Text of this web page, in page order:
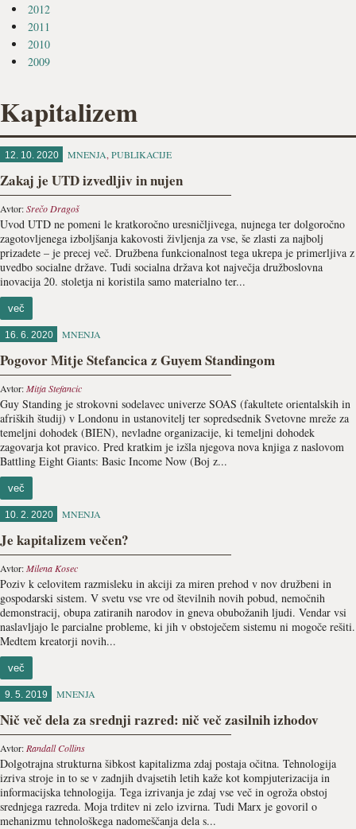
2012
2011
2010
2009
Kapitalizem
12. 10. 2020 MNENJA, PUBLIKACIJE
Zakaj je UTD izvedljiv in nujen
Avtor:Srečo Dragoš
Uvod UTD ne pomeni le kratkoročno uresničljivega, nujnega ter dolgoročno
zagotovljenega izboljšanja kakovosti življenja za vse, še zlasti za najbolj
prizadete – je precej več. Družbena funkcionalnost tega ukrepa je primerljiva z
uvedbo socialne države. Tudi socialna država kot največja družboslovna
inovacija 20. stoletja ni koristila samo materialno ter...
več
16. 6. 2020 MNENJA
Pogovor Mitje Stefancica z Guyem Standingom
Avtor:Mitja Stefancic
Guy Standing je strokovni sodelavec univerze SOAS (fakultete orientalskih in
afriških študij) v Londonu in ustanovitelj ter sopredsednik Svetovne mreže za
temeljni dohodek (BIEN), nevladne organizacije, ki temeljni dohodek
zagovarja kot pravico. Pred kratkim je izšla njegova nova knjiga z naslovom
Battling Eight Giants: Basic Income Now (Boj z...
več
10. 2. 2020 MNENJA
Je kapitalizem večen?
Avtor:Milena Kosec
Poziv k celovitem razmisleku in akciji za miren prehod v nov družbeni in
gospodarski sistem. V svetu vse vre od številnih novih pobud, nemočnih
demonstracij, obupa zatiranih narodov in gneva obubožanih ljudi. Vendar vsi
naslavljajo le parcialne probleme, ki jih v obstoječem sistemu ni mogoče rešiti.
Medtem kreatorji novih...
več
9. 5. 2019 MNENJA
Nič več dela za srednji razred: nič več zasilnih izhodov
Avtor: Randall Collins
Dolgotrajna strukturna šibkost kapitalizma zdaj postaja oči­tna. Tehnologija
izriva stroje in to se v zadnjih dvajsetih letih kaže kot kompjuterizacija in
informacijska tehnologija. Tega izrivanja je zdaj vse več in ogroža obstoj
srednjega razreda. Moja trditev ni zelo izvirna. Tudi Marx je govoril o
mehanizmu tehnološkega nadomeščanja dela s...